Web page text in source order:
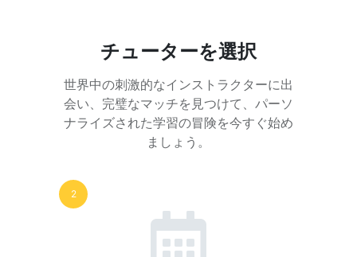
チューターを選択
世界中の刺激的なインストラクターに出
会い、完璧なマッチを見つけて、パーソ
ナライズされた学習の冒険を今すぐ始め
ましょう。
2